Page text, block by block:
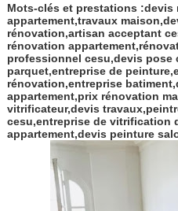
Mots-clés et prestations :devis
appartement,travaux
rénovation,artisan acceptant
rénovation
professionnel cesu,devis pose
parquet,entreprise de
rénovation,entreprise
appartement,prix rénovation
vitrificateur,devis
cesu,entreprise de vitrification
appartement,devis peinture